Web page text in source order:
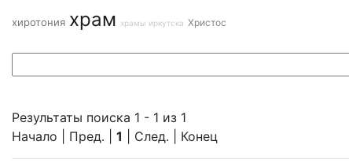
хиротония храм храмы иркутска Христос
Результаты поиска 1 - 1 из 1
Начало | Пред. | 1 | След. | Конец